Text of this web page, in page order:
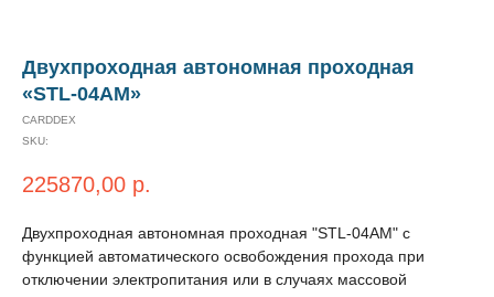
Двухпроходная автономная проходная
«STL-04AM»
CARDDEX
SKU:
225870,00 р.
Двухпроходная автономная проходная "STL-04AM" с
функцией автоматического освобождения прохода при
отключении электропитания или в случаях массовой